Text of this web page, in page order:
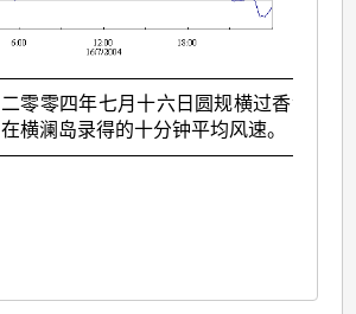
二零零四年七月十六日圆规横过香港时，
在横澜岛录得的十分钟平均风速。